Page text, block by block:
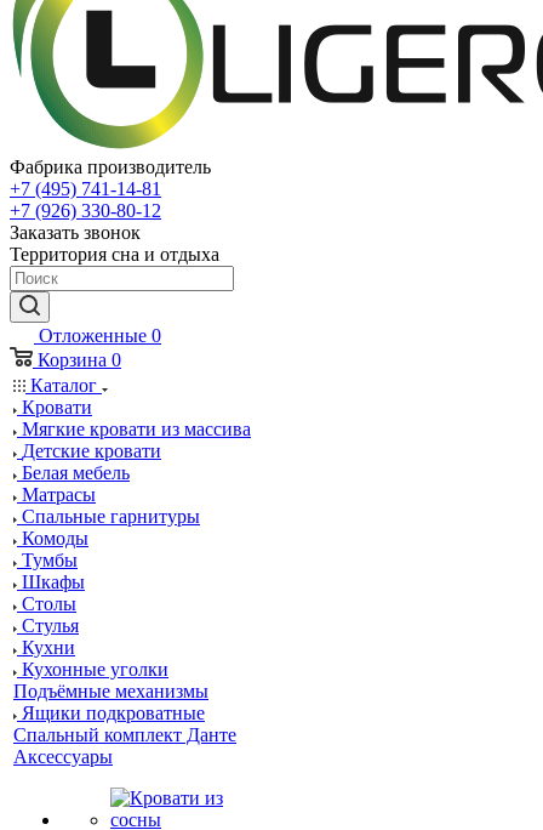
Фабрика производитель
+7 (495) 741-14-81
+7 (926) 330-80-12
Заказать звонок
Территория сна и отдыха
Отложенные 0
Корзина 0
Каталог
Кровати
Мягкие кровати из массива
Детские кровати
Белая мебель
Матрасы
Спальные гарнитуры
Комоды
Тумбы
Шкафы
Столы
Стулья
Кухни
Кухонные уголки
Подъёмные механизмы
Ящики подкроватные
Спальный комплект Данте
Аксессуары